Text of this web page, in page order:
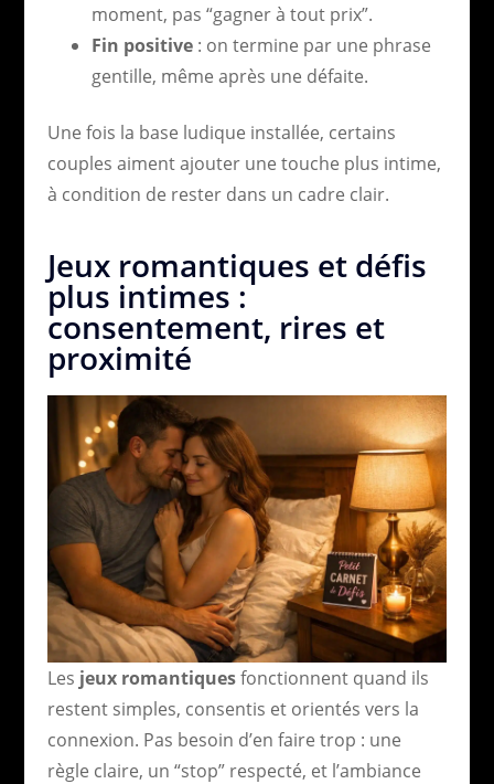
moment, pas “gagner à tout prix”.
Fin positive: on termine par une phrase
gentille, même après une défaite.
Une fois la base ludique installée, certains
couples aiment ajouter une touche plus intime,
à condition de rester dans un cadre clair.
Jeux romantiques et défis
plus intimes :
consentement, rires et
proximité
Les jeux romantiquesfonctionnent quand ils
restent simples, consentis et orientés vers la
connexion. Pas besoin d’en faire trop : une
règle claire, un “stop” respecté, et l’ambiance